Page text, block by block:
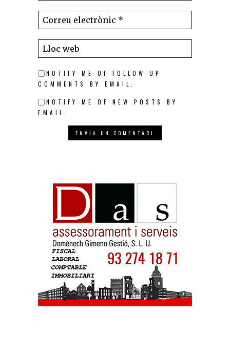
NOTIFY ME OF FOLLOW-UP
COMMENTS BY EMAIL.
NOTIFY ME OF NEW POSTS BY
EMAIL.